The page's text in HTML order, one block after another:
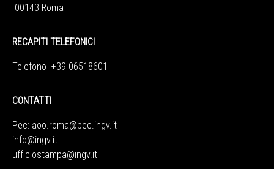
00143 Roma
RECAPITI TELEFONICI
Telefono +39 06518601
CONTATTI
Pec: aoo.roma@pec.ingv.it
info@ingv.it
ufficiostampa@ingv.it